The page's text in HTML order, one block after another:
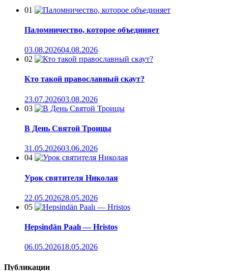
01
Паломничество, которое объединяет
03.08.202604.08.2026
02
Кто такой православный скаут?
23.07.202603.08.2026
03
В День Святой Троицы
31.05.202603.06.2026
04
Урок святителя Николая
22.05.202628.05.2026
05
Hepsindän Paalı — Hristos
06.05.202618.05.2026
Публикации